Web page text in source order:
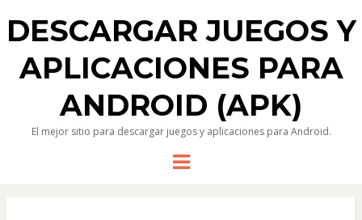
DESCARGAR JUEGOS Y
APLICACIONES PARA
ANDROID (APK)
El mejor sitio para descargar juegos y aplicaciones para Android.
Menu